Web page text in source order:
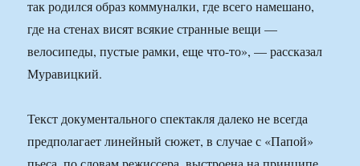
так родился образ коммуналки, где всего намешано,
где на стенах висят всякие странные вещи —
велосипеды, пустые рамки, еще что-то», — рассказал
Муравицкий.
Текст документального спектакля далеко не всегда
предполагает линейный сюжет, в случае с «Папой»